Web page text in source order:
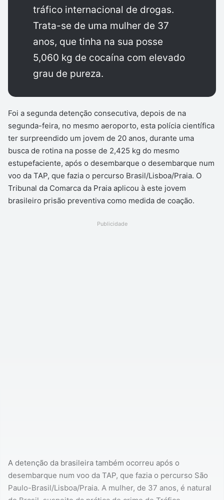
tráfico internacional de drogas.
Trata-se de uma mulher de 37
anos, que tinha na sua posse
5,060 kg de cocaína com elevado
grau de pureza.
Foi a segunda detenção consecutiva, depois de na
segunda-feira, no mesmo aeroporto, esta polícia científica
ter surpreendido um jovem de 20 anos, durante uma
busca de rotina na posse de 2,425 kg do mesmo
estupefaciente, após o desembarque o desembarque num
voo da TAP, que fazia o percurso Brasil/Lisboa/Praia. O
Tribunal da Comarca da Praia aplicou à este jovem
brasileiro prisão preventiva como medida de coação.
Publicidade
A detenção da brasileira também ocorreu após o
desembarque num voo da TAP, que fazia o percurso São
Paulo-Brasil/Lisboa/Praia. A mulher, de 37 anos, é natural